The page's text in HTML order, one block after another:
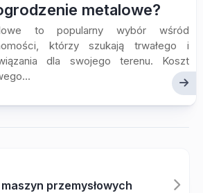
metalowe?
to popularny wybór wśród
którzy szukają trwałego i
dla swojego terenu. Koszt
przemysłowych